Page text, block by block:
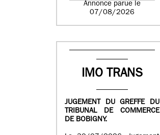
Annonce parue le
07/08/2026
IMO TRANS
JUGEMENT DU GREFFE DU
TRIBUNAL DE COMMERCE
DE BOBIGNY.